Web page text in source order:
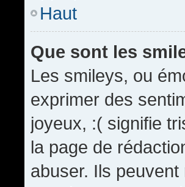
Haut
Que sont les
Les smileys, ou
exprimer des
joyeux, :( signifie
la page de
abuser. Ils